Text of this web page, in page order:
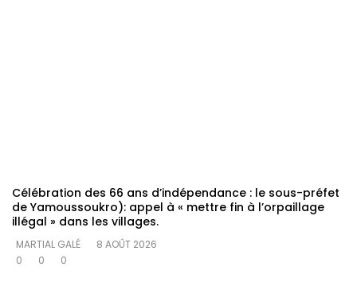
Célébration des 66 ans d’indépendance : le sous-préfet
de Yamoussoukro): appel à « mettre fin à l’orpaillage
illégal » dans les villages.
MARTIAL GALÉ
8 AOÛT 2026
0
0 0